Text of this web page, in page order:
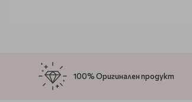
100% Оригинален продукт